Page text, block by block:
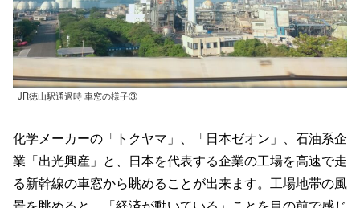
JR徳山駅通過時 車窓の様子③
化学メーカーの「トクヤマ」、「日本ゼオン」、石油系企
業「出光興産」と、日本を代表する企業の工場を高速で走
る新幹線の車窓から眺めることが出来ます。工場地帯の風